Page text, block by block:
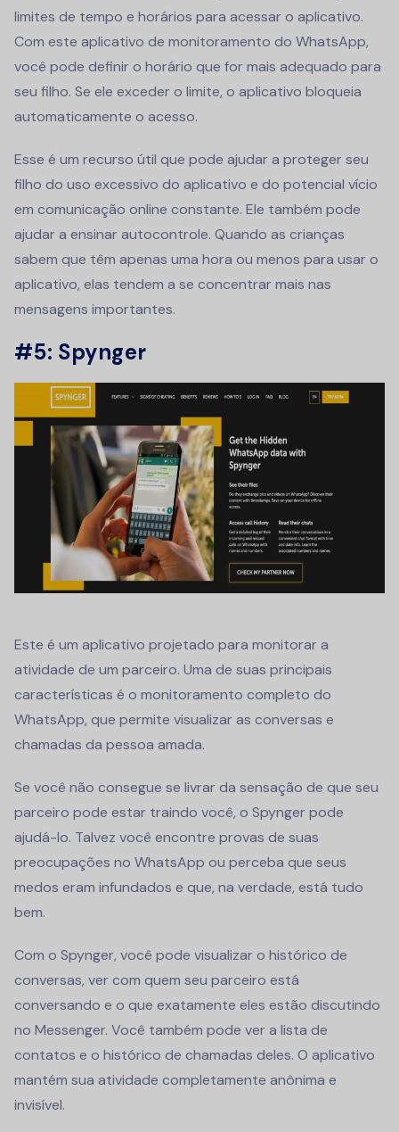
limites de tempo e horários para acessar o aplicativo.
Com este aplicativo de monitoramento do WhatsApp,
você pode definir o horário que for mais adequado para
seu filho. Se ele exceder o limite, o aplicativo bloqueia
automaticamente o acesso.
Esse é um recurso útil que pode ajudar a proteger seu
filho do uso excessivo do aplicativo e do potencial vício
em comunicação online constante. Ele também pode
ajudar a ensinar autocontrole. Quando as crianças
sabem que têm apenas uma hora ou menos para usar o
aplicativo, elas tendem a se concentrar mais nas
mensagens importantes.
#5: Spynger
Este é um aplicativo projetado para monitorar a
atividade de um parceiro. Uma de suas principais
características é o monitoramento completo do
WhatsApp, que permite visualizar as conversas e
chamadas da pessoa amada.
Se você não consegue se livrar da sensação de que seu
parceiro pode estar traindo você, o Spynger pode
ajudá-lo. Talvez você encontre provas de suas
preocupações no WhatsApp ou perceba que seus
medos eram infundados e que, na verdade, está tudo
bem.
Com o Spynger, você pode visualizar o histórico de
conversas, ver com quem seu parceiro está
conversando e o que exatamente eles estão discutindo
no Messenger. Você também pode ver a lista de
contatos e o histórico de chamadas deles. O aplicativo
mantém sua atividade completamente anônima e
invisível.